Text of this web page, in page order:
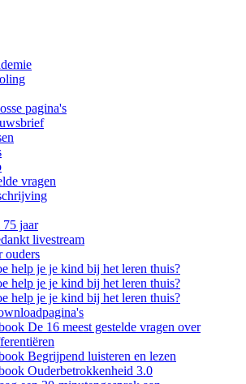
pagina's
vragen
75 jaar
livestream
ouders
help je je kind bij het leren thuis?
help je je kind bij het leren thuis?
help je je kind bij het leren thuis?
De 16 meest gestelde vragen over
Begrijpend luisteren en lezen
Ouderbetrokkenheid 3.0